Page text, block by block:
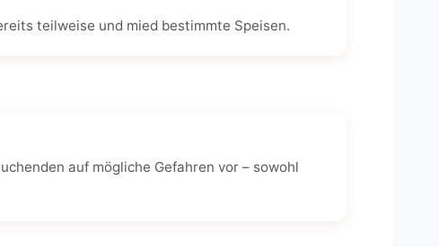
teilweise und mied bestimmte Speisen.
auf mögliche Gefahren vor – sowohl